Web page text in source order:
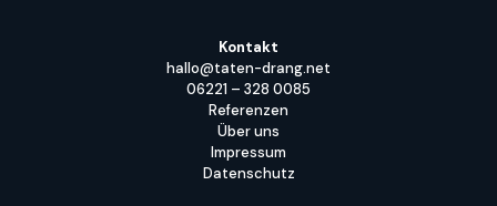
Kontakt
hallo@taten-drang.net
06221 – 328 0085
Referenzen
Über uns
Impressum
Datenschutz